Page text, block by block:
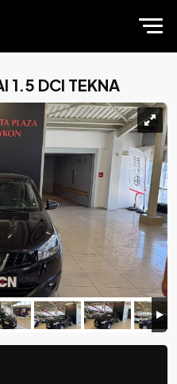
1.5 DCI TEKNA